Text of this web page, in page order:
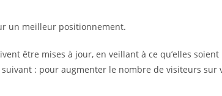
un meilleur positionnement.
être mises à jour, en veillant à ce qu’elles
: pour augmenter le nombre de visiteurs